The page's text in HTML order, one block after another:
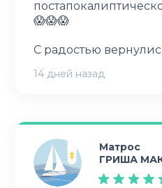
😱😱😱
С радостью
14 дней назад
Матрос
ГРИША